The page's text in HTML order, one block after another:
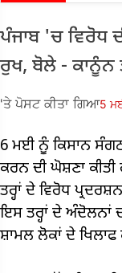
ਪੰਜਾਬ 'ਚ ਵਿਰੋਧ
ਰੁਖ, ਬੋਲੇ ​​- ਕਾਨੂੰਨ
'ਤੇ ਪੋਸਟ ਕੀਤਾ ਗਿਆ5
6 ਮਈ ਨੂੰ ਕਿਸਾਨ
ਕਰਨ ਦੀ ਘੋਸ਼ਣਾ
ਤਰ੍ਹਾਂ ਦੇ ਵਿਰੋਧ
ਇਸ ਤਰ੍ਹਾਂ ਦੇ ਅੰਦੋਲਨਾਂ
ਸ਼ਾਮਲ ਲੋਕਾਂ ਦੇ ਖਿਲਾਫ